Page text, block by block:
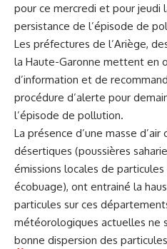
pour ce mercredi et pour jeudi
persistance de l’épisode de
Les préfectures de l’Ariège,
la Haute-Garonne mettent en
d’information et de
procédure d’alerte pour
l’épisode de pollution.
La présence d’une masse
désertiques (poussières
émissions locales de
écobuage), ont entrainé la
particules sur ces
météorologiques actuelles ne
bonne dispersion des